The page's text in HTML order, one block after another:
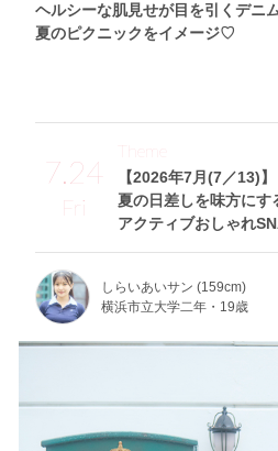
ヘルシーな肌見せが目を引くデニ
夏のピクニックをイメージ♡
7.24
Fri
【2026年7月(7／13)】
夏の日差しを味方にす
アクティブおしゃれ
Theme
しらいあいサン (159cm)
横浜市立大学二年・19歳